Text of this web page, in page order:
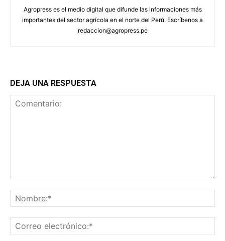
Agropress es el medio digital que difunde las informaciones más
importantes del sector agrícola en el norte del Perú. Escríbenos a
redaccion@agropress.pe
DEJA UNA RESPUESTA